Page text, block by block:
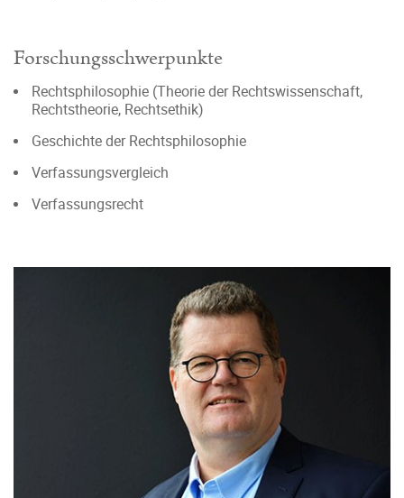
Forschungsschwerpunkte
Rechtsphilosophie (Theorie der Rechtswissenschaft,
Rechtstheorie, Rechtsethik)
Geschichte der Rechtsphilosophie
Verfassungsvergleich
Verfassungsrecht